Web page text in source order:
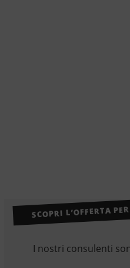
SCOPRI L’OFFERTA
I nostri consulenti